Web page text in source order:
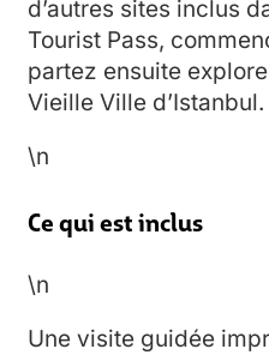
d’autres sites inclus
Tourist Pass,
partez ensuite
Vieille Ville d’Istanbul.
\n
Ce qui est inclus
\n
Une visite guidée